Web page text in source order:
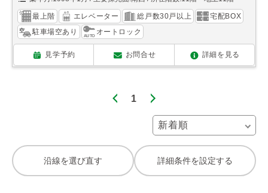
最上階 エレベーター 総戸数30戸以上
宅配BOX
駐車場空あり
オートロック
見学予約 お問合せ 詳細を見る
1
沿線を選び直す 詳細条件を設定する